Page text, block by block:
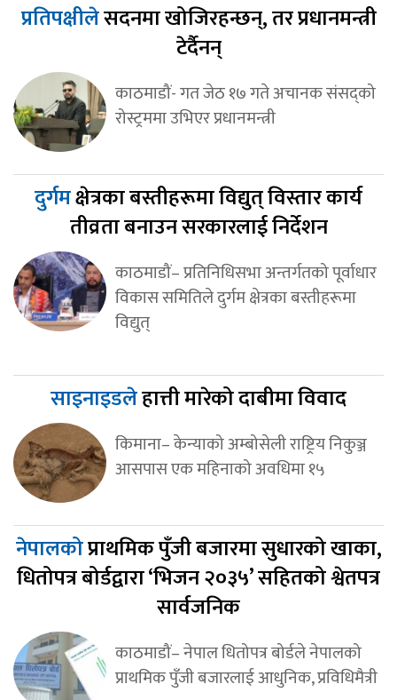
प्रतिपक्षीलेसदनमा खोजिरहन्छन्, तर प्रधानमन्त्री
टेर्दैनन्
काठमाडौं- गत जेठ १७ गते अचानक संसद्‍को
रोस्ट्रममा उभिएर प्रधानमन्त्री
दुर्गमक्षेत्रका बस्तीहरूमा विद्युत् विस्तार कार्य
तीव्रता बनाउन सरकारलाई निर्देशन
काठमाडौं– प्रतिनिधिसभा अन्तर्गतको पूर्वाधार
विकास समितिले दुर्गम क्षेत्रका बस्तीहरूमा
विद्युत्
साइनाइडलेहात्ती मारेको दाबीमा विवाद
किमाना– केन्याको अम्बोसेली राष्ट्रिय निकुञ्ज
आसपास एक महिनाको अवधिमा १५
नेपालकोप्राथमिक पुँजी बजारमा सुधारको खाका,
धितोपत्र बोर्डद्वारा ‘भिजन २०३५’ सहितको श्वेतपत्र
सार्वजनिक
काठमाडौं– नेपाल धितोपत्र बोर्डले नेपालको
प्राथमिक पुँजी बजारलाई आधुनिक, प्रविधिमैत्री